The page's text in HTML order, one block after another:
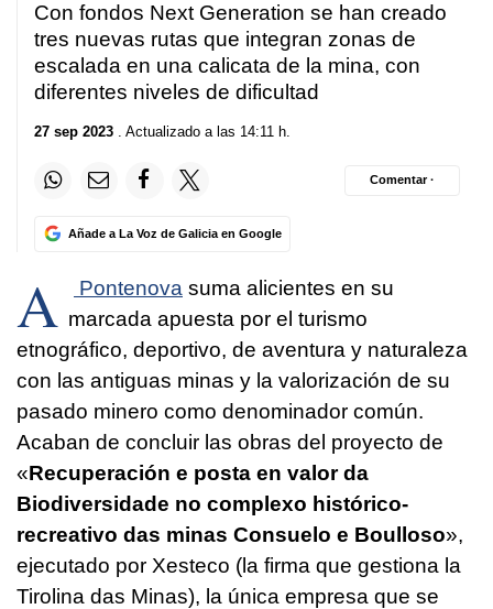
Con fondos Next Generation se han creado
tres nuevas rutas que integran zonas de
escalada en una calicata de la mina, con
diferentes niveles de dificultad
27 sep 2023 . Actualizado a las 14:11 h.
Añade a La Voz de Galicia en Google
Comentar ·
A Pontenova suma alicientes en su
marcada apuesta por el turismo
etnográfico, deportivo, de aventura y naturaleza
con las antiguas minas y la valorización de su
pasado minero como denominador común.
Acaban de concluir las obras del proyecto de
«Recuperación e posta en valor da
Biodiversidade no complexo histórico-
recreativo das minas Consuelo e Boulloso»,
ejecutado por Xesteco (la firma que gestiona la
Tirolina das Minas), la única empresa que se